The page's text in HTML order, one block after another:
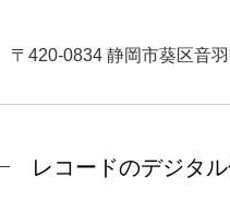
〒420-0834 静岡市葵区音
レコードのデジタ